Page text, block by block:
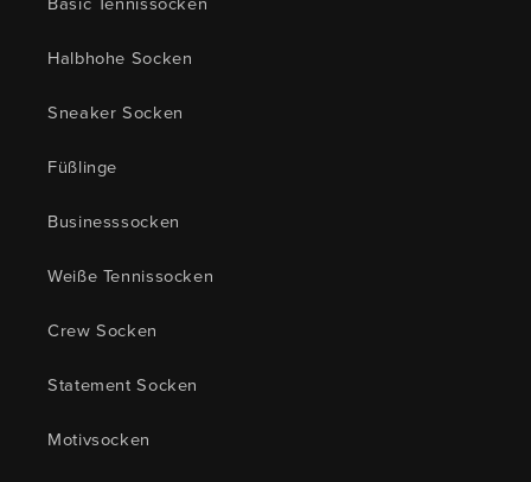
Halbhohe Socken
Sneaker Socken
Füßlinge
Businesssocken
Weiße Tennissocken
Crew Socken
Statement Socken
Motivsocken